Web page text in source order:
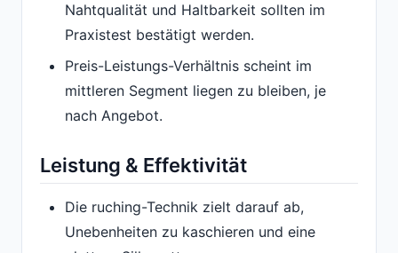
Nahtqualität und Haltbarkeit sollten im
Praxistest bestätigt werden.
Preis-Leistungs-Verhältnis scheint im
mittleren Segment liegen zu bleiben, je
nach Angebot.
Leistung & Effektivität
Die ruching-Technik zielt darauf ab,
Unebenheiten zu kaschieren und eine